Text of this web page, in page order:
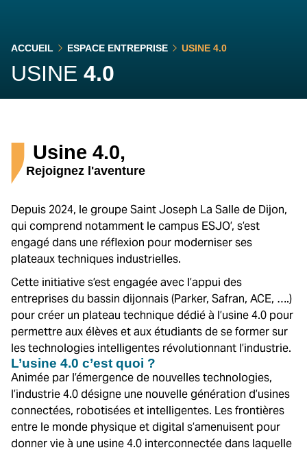
ACCUEIL ESPACE ENTREPRISE USINE 4.0
USINE 4.0
Usine 4.0,
Rejoignez l'aventure
Depuis 2024, le groupe Saint Joseph La Salle de Dijon,
qui comprend notamment le campus ESJO’, s’est
engagé dans une réflexion pour moderniser ses
plateaux techniques industrielles.
Cette initiative s’est engagée avec l’appui des
entreprises du bassin dijonnais (Parker, Safran, ACE, ….)
pour créer un plateau technique dédié à l’usine 4.0 pour
permettre aux élèves et aux étudiants de se former sur
les technologies intelligentes révolutionnant l’industrie.
L’usine 4.0 c’est quoi ?
Animée par l’émergence de nouvelles technologies,
l’industrie 4.0 désigne une nouvelle génération d’usines
connectées, robotisées et intelligentes. Les frontières
entre le monde physique et digital s’amenuisent pour
donner vie à une usine 4.0 interconnectée dans laquelle